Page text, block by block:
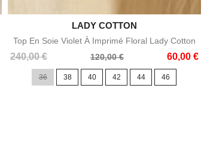
Aperçu rapide
LADY COTTON
Top En Soie Violet À Imprimé Floral Lady Cotton
240,00 €
Prix
120,00 € 60,00 €
Prix
36 38 40 42 44 46